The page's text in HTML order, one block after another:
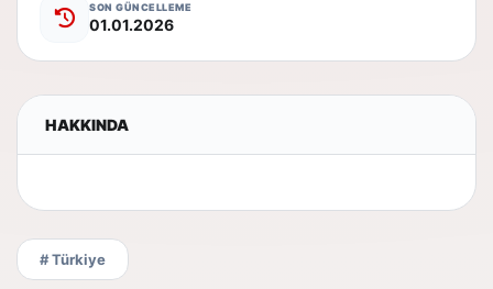
SON GÜNCELLEME
01.01.2026
HAKKINDA
# Türkiye